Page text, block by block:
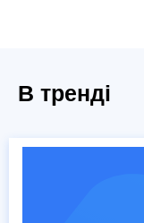
В тренді